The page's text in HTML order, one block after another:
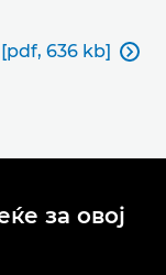
636 kb] 
за овој